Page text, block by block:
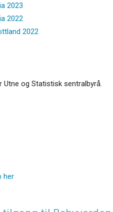
2023
2022
2022
Utne og Statistisk sentralbyrå.
her